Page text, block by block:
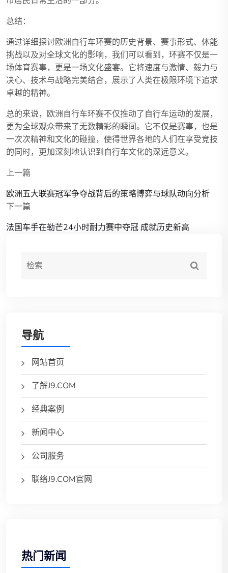
总结：
通过详细探讨欧洲自行车环赛的历史背景、赛事形式、体能
挑战以及对全球文化的影响，我们可以看到，环赛不仅是一
场体育赛事，更是一场文化盛宴。它将速度与激情、毅力与
决心、技术与战略完美结合，展示了人类在极限环境下追求
卓越的精神。
总的来说，欧洲自行车环赛不仅推动了自行车运动的发展，
更为全球观众带来了无数精彩的瞬间。它不仅是赛事，也是
一次次精神和文化的碰撞，使得世界各地的人们在享受竞技
的同时，更加深刻地认识到自行车文化的深远意义。
上一篇
欧洲五大联赛冠军争夺战背后的策略博弈与球队动向分析
下一篇
法国车手在勒芒24小时耐力赛中夺冠 成就历史新高
导航
网站首页
了解J9.COM
经典案例
新闻中心
公司服务
联络J9.COM官网
热门新闻